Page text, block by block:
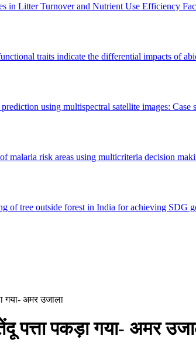
in Litter Turnover and Nutrient Use Efficiency
traits indicate the differential impacts of
using multispectral satellite images: Case
malaria risk areas using multicriteria decision
of tree outside forest in India for achieving SDG
गया- अमर उजाला
पत्ता पकड़ा गया- अमर